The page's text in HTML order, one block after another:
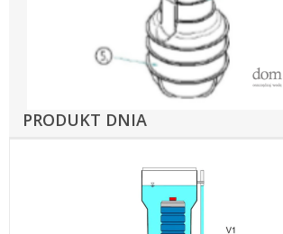
PRODUKT DNIA